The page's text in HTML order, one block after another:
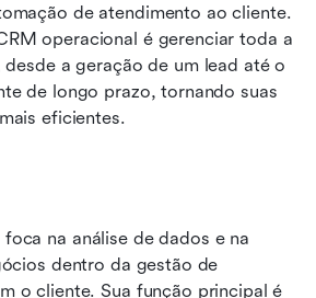
de atendimento ao cliente.
operacional é gerenciar toda a
a geração de um lead até o
de longo prazo, tornando suas
eficientes.
na análise de dados e na
dentro da gestão de
o cliente. Sua função principal é